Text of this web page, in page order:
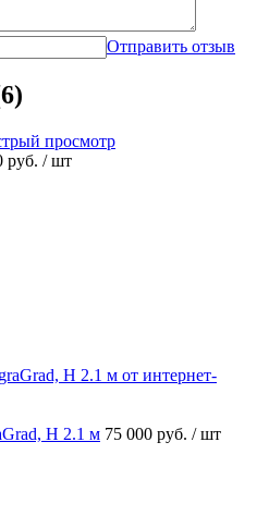
Отправить отзыв
просмотр
руб. / шт
H 2.1 м 75 000 руб. / шт